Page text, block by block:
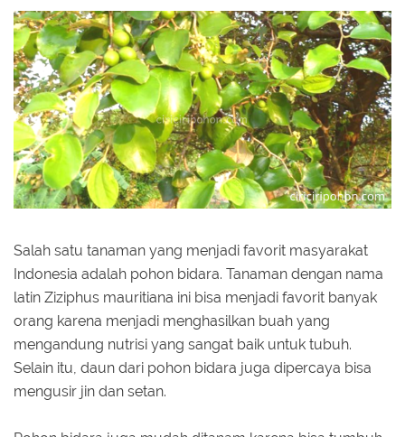
Salah satu tanaman yang menjadi favorit masyarakat
Indonesia adalah pohon bidara. Tanaman dengan nama
latin Ziziphus mauritiana ini bisa menjadi favorit banyak
orang karena menjadi menghasilkan buah yang
mengandung nutrisi yang sangat baik untuk tubuh.
Selain itu, daun dari pohon bidara juga dipercaya bisa
mengusir jin dan setan.